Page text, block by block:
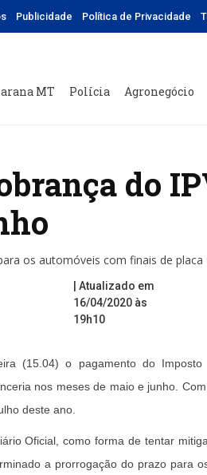
Publicidade Política de Privacidade
MT Polícia Agronegócio
do
os automóveis com finais de placa
| Atualizado em
16/04/2020 às
19h10
(15.04) o pagamento do Imposto
nos meses de maio e junho.
deste ano.
Oficial, como forma de tentar
a prorrogação do prazo para